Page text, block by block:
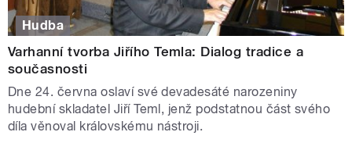
Hudba
Varhanní tvorba Jiřího Temla: Dialog tradice a
současnosti
Dne 24. června oslaví své devadesáté narozeniny
hudební skladatel Jiří Teml, jenž podstatnou část svého
díla věnoval královskému nástroji.